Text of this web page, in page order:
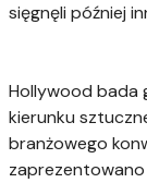
sięgnęli później
Hollywood bada
kierunku
branżowego